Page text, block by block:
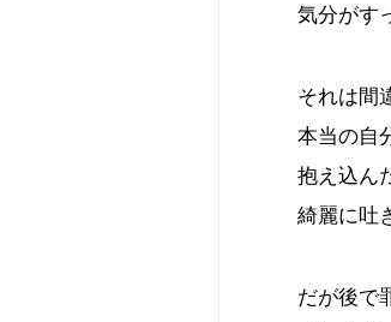
気分がす
それは間
本当の自
抱え込ん
綺麗に吐
だが後で